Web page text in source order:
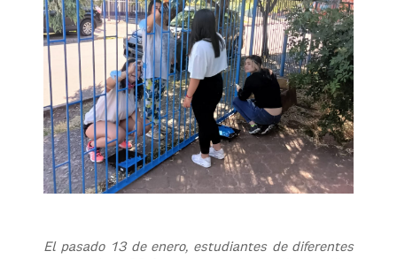
El pasado 13 de enero, estudiantes de diferentes